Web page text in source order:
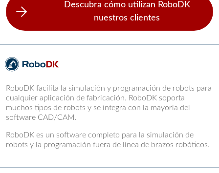
Descubra cómo utilizan RoboDK
nuestros clientes
RoboDK facilita la simulación y programación de robots para
cualquier aplicación de fabricación. RoboDK soporta
muchos tipos de robots y se integra con la mayoría del
software CAD/CAM.
RoboDK es un software completo para la simulación de
robots y la programación fuera de línea de brazos robóticos.